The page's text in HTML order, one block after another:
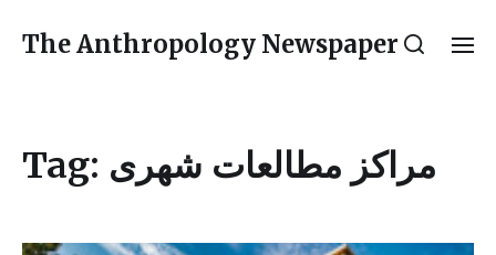
The Anthropology Newspaper
Tag: مراکز مطالعات شهری